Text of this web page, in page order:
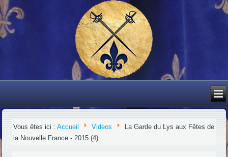
Vous êtes ici :Accueil Videos
La Garde du Lys aux Fêtes de
la Nouvelle France - 2015 (4)